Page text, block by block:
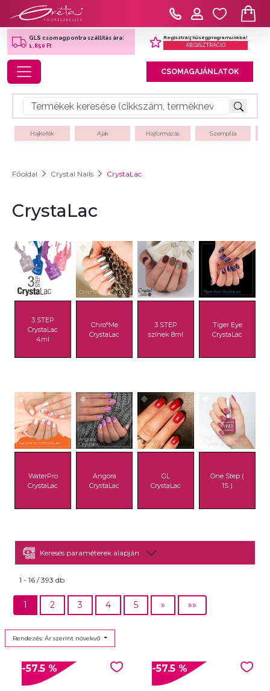
GLS csomagpontra szállítás ára:
1,850 Ft
Regisztrálj hűségprogramunkba!
REGISZTRÁCIÓ
Toggle navigation CSOMAGAJÁNLATOK
Hajkefék Ajak Hajformázás Szempilla
Főoldal Crystal Nails CrystaLac
CrystaLac
3 STEP
CrystaLac
4ml
Chro°Me
CrystaLac
3 STEP
színek 8ml
Tiger Eye
CrystaLac
WaterPro
CrystaLac
Angora
CrystaLac
GL
CrystaLac
One Step (
1S )
Keresés paraméterek alapján
1 - 16 / 393 db
1 2 3 4 5 » »»
Rendezés: Ár szerint növekvő
-57.5 % -57.5 %